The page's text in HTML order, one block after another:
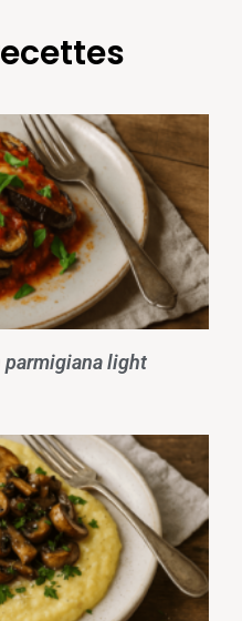
parmigiana light